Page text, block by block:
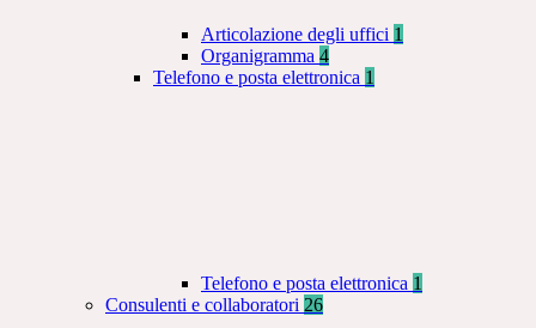
Articolazione degli uffici 1
Organigramma 4
Telefono e posta elettronica 1
Telefono e posta elettronica 1
Consulenti e collaboratori 26